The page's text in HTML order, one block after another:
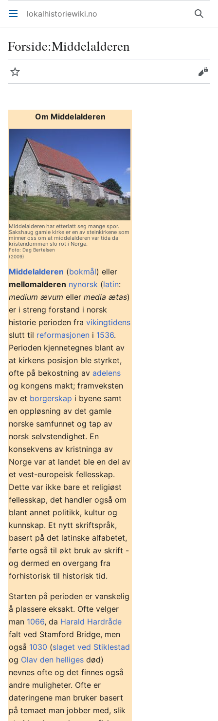
Åpne hovedmenyen lokalhistoriewiki.no Søk
Forside:Middelalderen
Overvåk Rediger
Om Middelalderen
Middelalderen har etterlatt seg mange spor.
Sakshaug gamle kirke er en av steinkirkene som
minner oss om at middelalderen var tida da
kristendommen slo rot i Norge.
Foto: Dag Bertelsen
(2009)
Middelalderen (bokmål) eller
mellomalderen nynorsk (latin:
medium ævum eller media ætas)
er i streng forstand i norsk
historie perioden fra vikingtidens
slutt til reformasjonen i 1536.
Perioden kjennetegnes blant av
at kirkens posisjon ble styrket,
ofte på bekostning av adelens
og kongens makt; framveksten
av et borgerskap i byene samt
en oppløsning av det gamle
norske samfunnet og tap av
norsk selvstendighet. En
konsekvens av kristninga av
Norge var at landet ble en del av
et vest-europeisk fellesskap.
Dette var ikke bare et religiøst
fellesskap, det handler også om
blant annet politikk, kultur og
kunnskap. Et nytt skriftspråk,
basert på det latinske alfabetet,
førte også til økt bruk av skrift -
og dermed en overgang fra
forhistorisk til historisk tid.
Starten på perioden er vanskelig
å plassere eksakt. Ofte velger
man 1066, da Harald Hardråde
falt ved Stamford Bridge, men
også 1030 (slaget ved Stiklestad
og Olav den helliges død)
nevnes ofte og det finnes også
andre muligheter. Ofte er
dateringene man bruker basert
på temaet man jobber med, slik